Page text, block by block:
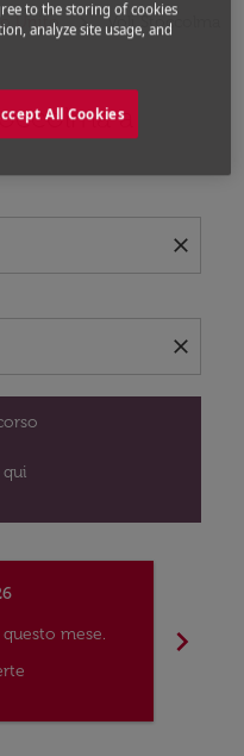
Unito
Voli Stoccolma
a
close
close
(origine e/o
mese.
chevron_right
to the storing of cookies
analyze site usage, and
All Cookies